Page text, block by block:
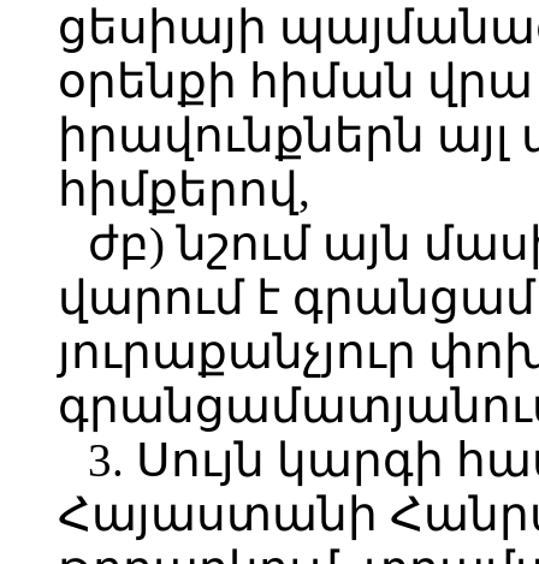
ցեսիայի
օրենքի հիման
իրավունքներն այլ
հիմքերով,
ժբ) նշում այն
վարում է
յուրաքանչյուր
3. Սույն կարգի
Հայաստանի